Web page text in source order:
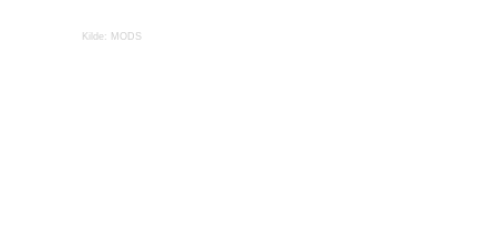
Kilde: MODS